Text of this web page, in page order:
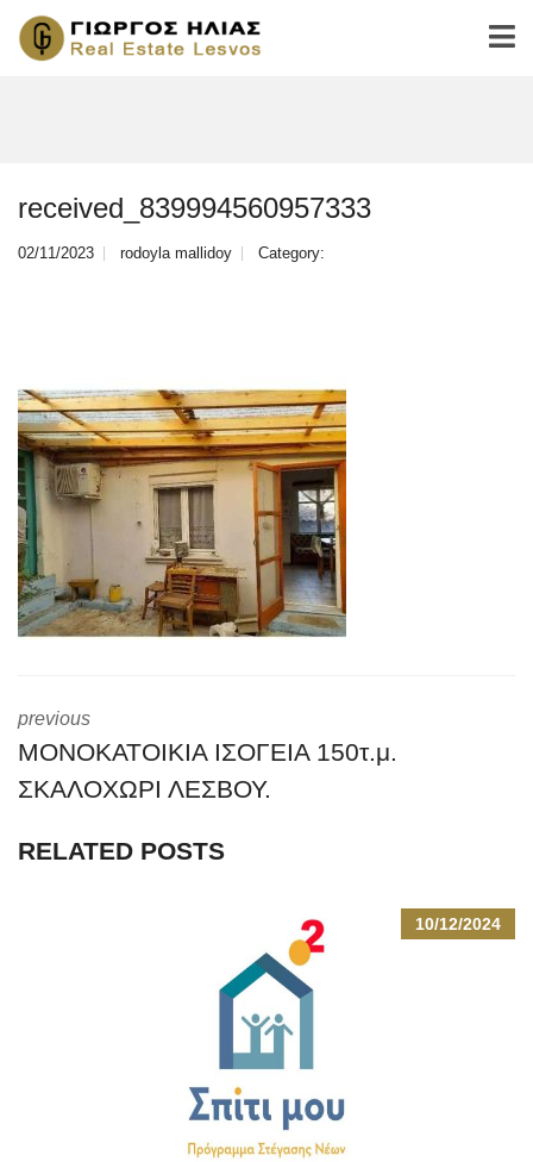
received_839994560957333
02/11/2023 rodoyla mallidoy Category:
previous
ΜΟΝΟΚΑΤΟΙΚΙΑ ΙΣΟΓΕΙΑ 150τ.μ.
ΣΚΑΛΟΧΩΡΙ ΛΕΣΒΟΥ.
RELATED POSTS
10/12/2024